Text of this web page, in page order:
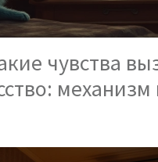
чувства
механизм